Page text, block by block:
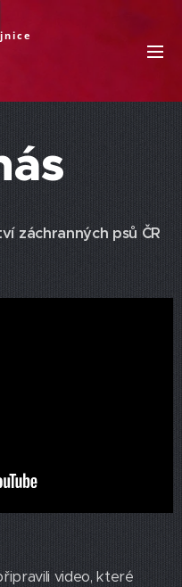
záchranných psů ČR
video, které